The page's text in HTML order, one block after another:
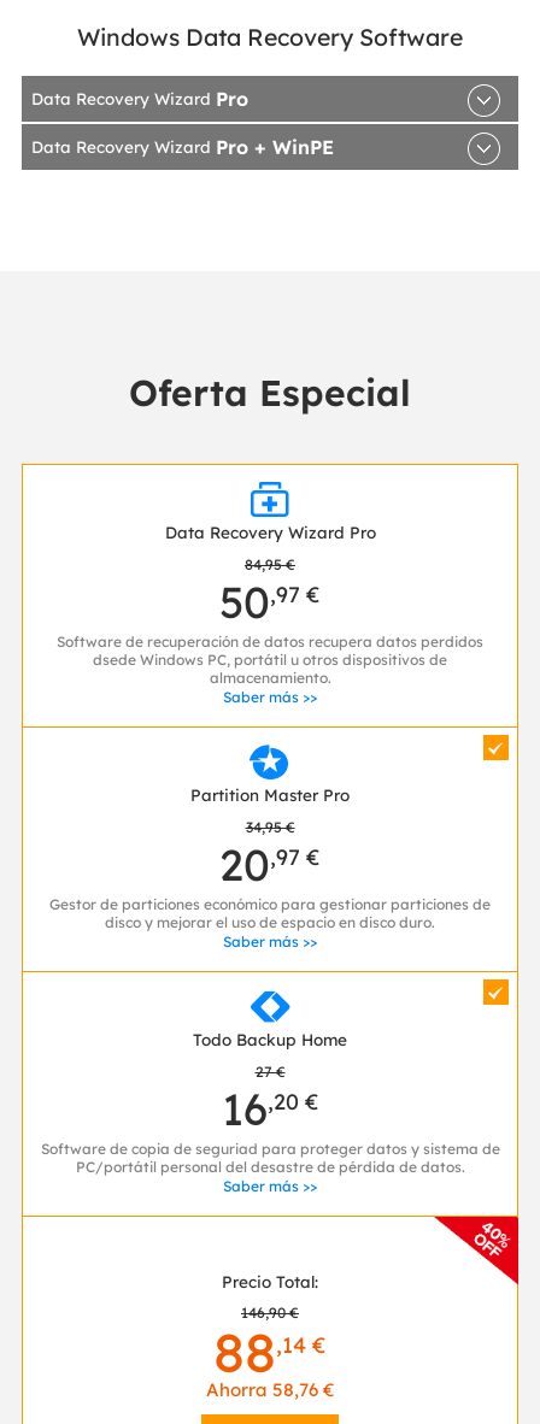
Windows Data Recovery Software
Data Recovery Wizard Pro
Data Recovery Wizard Pro + WinPE
Oferta Especial

Data Recovery Wizard Pro
84,95 €
50,97 €
Software de recuperación de datos recupera datos perdidos
dsede Windows PC, portátil u otros dispositivos de
almacenamiento.
Saber más >>

Partition Master Pro
34,95 €
20,97 €
Gestor de particiones económico para gestionar particiones de
disco y mejorar el uso de espacio en disco duro.
Saber más >>

Todo Backup Home
27 €
16,20 €
Software de copia de seguriad para proteger datos y sistema de
PC/portátil personal del desastre de pérdida de datos.
Saber más >>
Precio Total:
146,90 €
88,14 €
Ahorra 58,76 €